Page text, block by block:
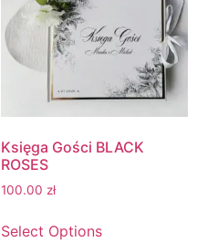
Księga Gości BLACK
ROSES
100.00 zł
Select Options